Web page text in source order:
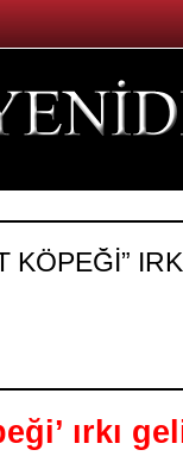
KÖPEĞİ”
ırkı